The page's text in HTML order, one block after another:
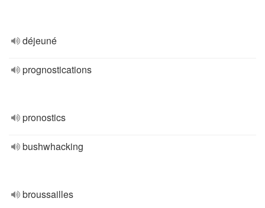
déjeuné
prognostications
pronostics
bushwhacking
broussailles